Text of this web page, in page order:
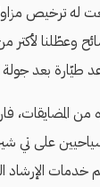
له ترخيص
وعطّلنا
طيّارة بعد
على تي
خدمات